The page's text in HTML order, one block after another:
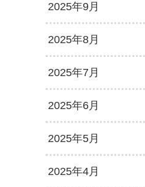
2025年9月
2025年8月
2025年7月
2025年6月
2025年5月
2025年4月